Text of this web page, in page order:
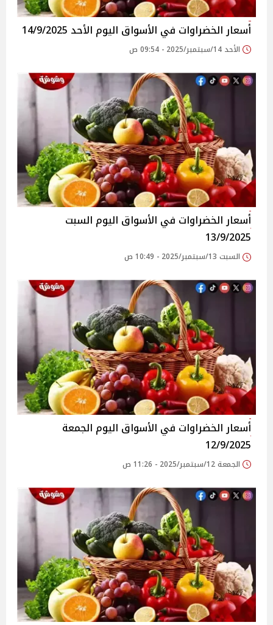
أسعار الخضراوات في الأسواق‎‎ اليوم الأحد 14/9/2025
الأحد 14/سبتمبر/2025 - 09:54 ص
أسعار الخضراوات في الأسواق‎‎ اليوم السبت
13/9/2025
السبت 13/سبتمبر/2025 - 10:49 ص
أسعار الخضراوات في الأسواق‎‎ اليوم الجمعة
12/9/2025
الجمعة 12/سبتمبر/2025 - 11:26 ص